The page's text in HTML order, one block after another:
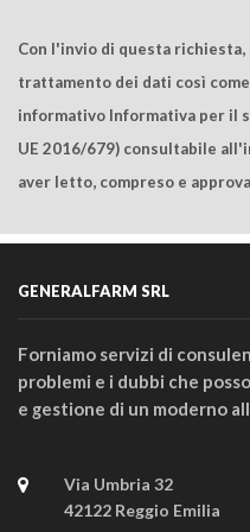
Con l'invio di questa
trattamento dei dati così
informativo Informativa per il
UE 2016/679) consultabile
aver letto, compreso e
GENERALFARM SRL
Forniamo servizi di
problemi e i dubbi che
e gestione di un moderno
Via Umbria 32
42122 Reggio Emilia